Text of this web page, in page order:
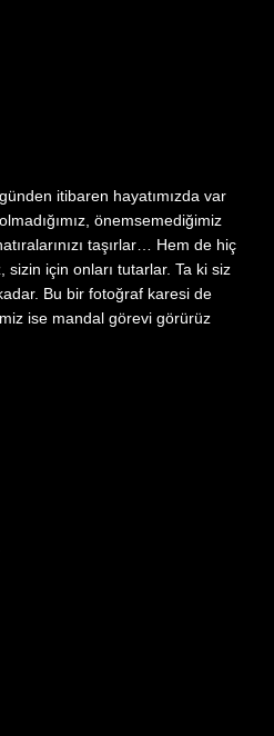
itibaren hayatımızda var
önemsemediğimiz
taşırlar… Hem de hiç
sizin için onları tutarlar. Ta ki siz
Bu bir fotoğraf karesi de
ise mandal görevi görürüz